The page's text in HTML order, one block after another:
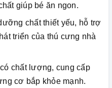
giúp bé ăn ngon.
chất thiết yếu, hỗ trợ
triển của thú cưng nhà
chất lượng, cung cấp
cơ bắp khỏe mạnh.